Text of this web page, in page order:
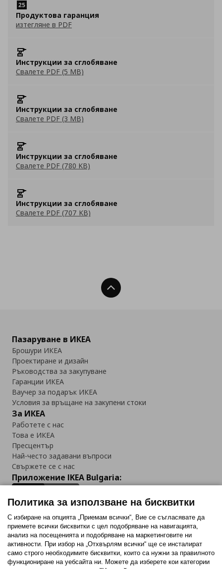
Продуктова гаранция
изтегляне в PDF
Инструкции за сглобяване
Свалете PDF (5 MB)
Инструкции за сглобяване
Свалете PDF (3 MB)
Инструкции за сглобяване
Свалете PDF (780 KB)
Инструкции за сглобяване
Свалете PDF (707 KB)
Нагоре
Пазаруване в ИКЕА
Брошури ИКЕА
Проектиране и дизайн
Ръководства за закупуване
Гаранции ИКЕА
Ваучер за подарък ИКЕА
Условия за връщане на закупени стоки
За ИКЕА
Работете с нас
Това е ИКЕА
Пресцентър
Най-често задавани въпроси
Свържете се с нас
Приложение IKEA Bulgaria:
Последвайте ни:
FacebookTwitterYoutubePinterestInstagram
Политика за използване на бисквитки
С избиране на опцията „Приемам всички“, Вие се съгласявате да
приемете всички бисквитки с цел подобряване на навигацията,
анализ на посещенията и подобряване на маркетинговите ни
активности. При избор на „Отхвърлям всички“ ще се инсталират
само строго необходимитe бисквитки, които са нужни за правилното
функциониране на уебсайта ни. Можете да изберете кои категории